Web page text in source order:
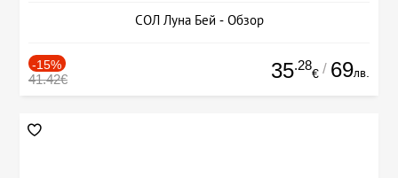
СОЛ Луна Бей - Обзор
-15%
41.42€ 35.28
€ / 69лв.